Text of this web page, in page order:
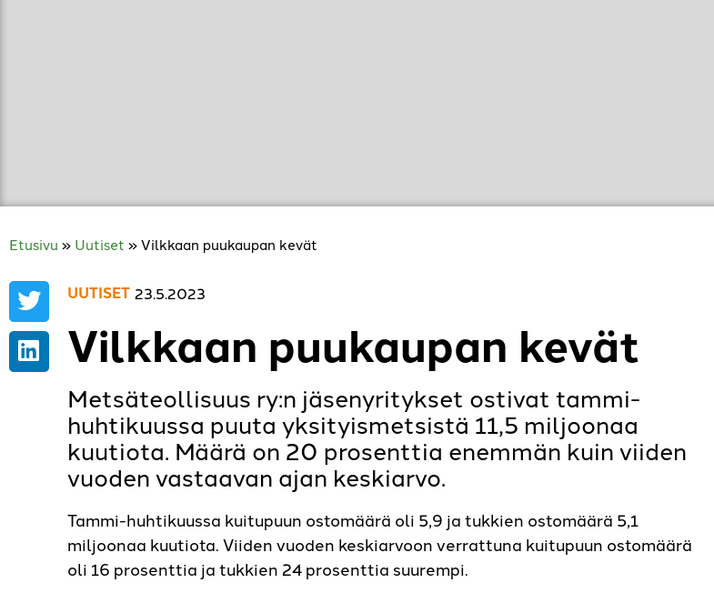
Etusivu » Uutiset »Vilkkaan puukaupan kevät
UUTISET 23.5.2023
Vilkkaan puukaupan kevät
Metsäteollisuus ry:n jäsenyritykset ostivat tammi-
huhtikuussa puuta yksityismetsistä 11,5 miljoonaa
kuutiota. Määrä on 20 prosenttia enemmän kuin viiden
vuoden vastaavan ajan keskiarvo.
Tammi-huhtikuussa kuitupuun ostomäärä oli 5,9 ja tukkien ostomäärä 5,1
miljoonaa kuutiota. Viiden vuoden keskiarvoon verrattuna kuitupuun ostomäärä
oli 16 prosenttia ja tukkien 24 prosenttia suurempi.